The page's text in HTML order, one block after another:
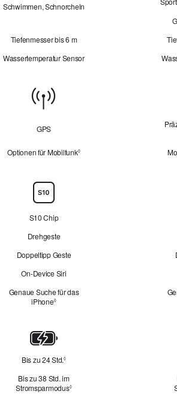
Schwimmen, Schnorcheln
Tiefenmesser bis 6 m
Wassertemperatur Sensor
Konnektivität
GPS
Optionen für Mobilfunk◊Siehe
S10 Chip
Drehgeste
Doppeltipp Geste
On‑Device Siri
Genaue Suche für das
iPhone◊Siehe
versorgung
laufzeit
Bis zu 24 Std.◊
Hinweise.
Bis zu 38 Std. im
Stromsparmodus◊Siehe